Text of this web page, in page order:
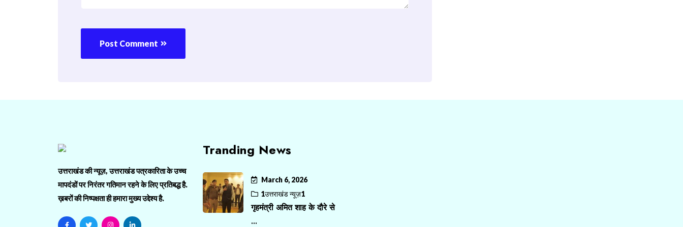
Post Comment
उत्तराखंड की न्यूज़, उत्तराखंड पत्रकारिता के उच्च
मापदंडों पर निरंतर गतिमान रहने के लिए प्रतिबद्ध है.
ख़बरों की निष्पक्षता ही हमारा मुख्य उद्देश्य है.
Tranding News
March 6, 2026
1उत्तराखंड न्यूज़1
गृहमंत्री अमित शाह के दौरे से
...